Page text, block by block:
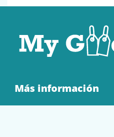
Más información